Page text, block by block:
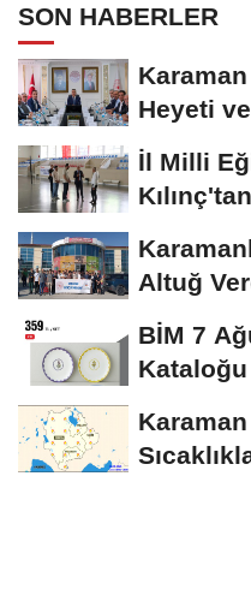
SON HABERLER
Heyeti
İl Milli
Altuğ
Uğurlandı
BİM 7
Kataloğu